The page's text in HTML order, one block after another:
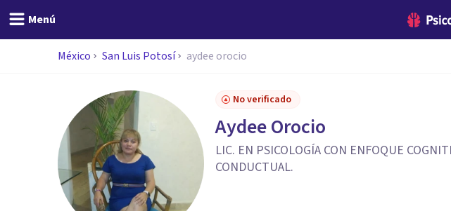
Menú
México San Luis Potosí aydee orocio
No verificado
Aydee Orocio
LIC. EN PSICOLOGÍA CON ENFOQUE
CONDUCTUAL.